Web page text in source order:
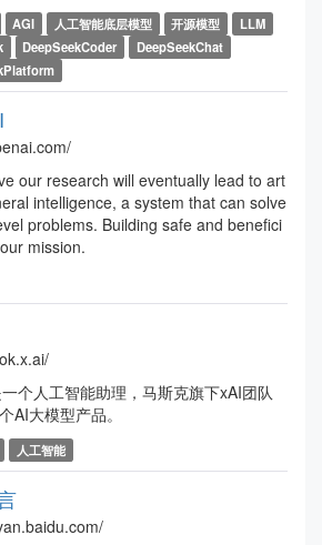
AGI 人工智能底层模型 开源模型
LLM
DeepSeekCoder
DeepSeekChat
our research will eventually lead to art
intelligence, a system that can solve
problems. Building safe and benefici
mission.
个人工智能助理，马斯克旗下xAI团队
AI大模型产品。
人工智能